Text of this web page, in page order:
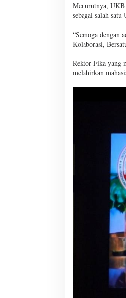
Menurutnya, UKB
sebagai salah
“Semoga dengan
Kolaborasi,
Rektor Fika yang
melahirkan